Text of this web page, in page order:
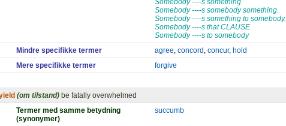
Somebody ----s something.
Somebody ----s somebody something.
Somebody ----s something to somebody.
Somebody ----s that CLAUSE.
Somebody ----s to somebody
Mindre specifikke termer
agree, concord , concur, hold
Mere specifikke termer
forgive
(om tilstand) be fatally overwhelmed
Termer med samme betydning
(synonymer)
succumb